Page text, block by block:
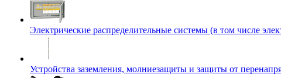
Электрические распределительные системы (в том числе
Устройства заземления, молниезащиты и защиты от